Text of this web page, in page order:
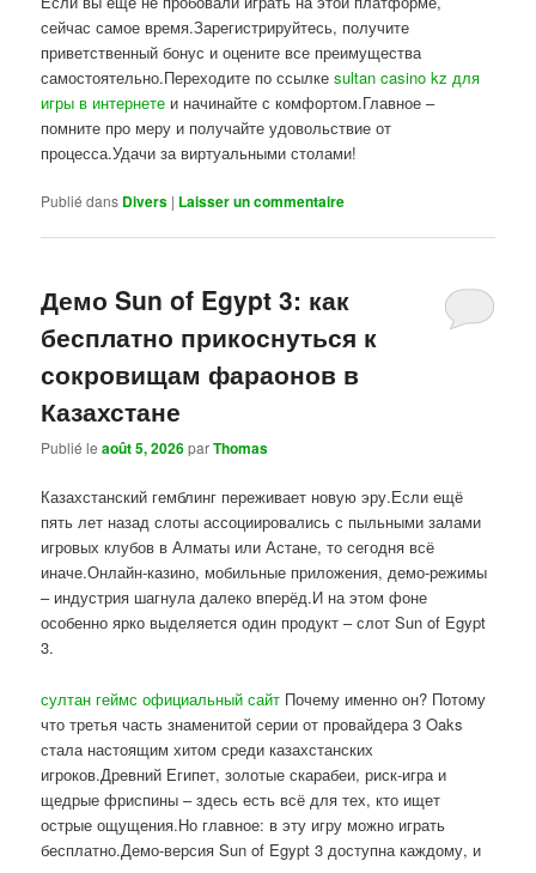
сейчас самое время.Зарегистрируйтесь, получите
приветственный бонус и оцените все преимущества
самостоятельно.Переходите по ссылкеsultan casino kz для
игры в интернете и начинайте с комфортом.Главное –
помните про меру и получайте удовольствие от
процесса.Удачи за виртуальными столами!
Publié dans Divers | Laisser un commentaire
Демо Sun of Egypt 3: как
бесплатно прикоснуться к
сокровищам фараонов в
Казахстане
Publié leaoût 5, 2026parThomas
Казахстанский гемблинг переживает новую эру.Если ещё
пять лет назад слоты ассоциировались с пыльными залами
игровых клубов в Алматы или Астане, то сегодня всё
иначе.Онлайн-казино, мобильные приложения, демо-режимы
– индустрия шагнула далеко вперёд.И на этом фоне
особенно ярко выделяется один продукт – слот Sun of Egypt
3.
султан геймс официальный сайт Почему именно он? Потому
что третья часть знаменитой серии от провайдера 3 Oaks
стала настоящим хитом среди казахстанских
игроков.Древний Египет, золотые скарабеи, риск-игра и
щедрые фриспины – здесь есть всё для тех, кто ищет
острые ощущения.Но главное: в эту игру можно играть
бесплатно.Демо-версия Sun of Egypt 3 доступна каждому, и